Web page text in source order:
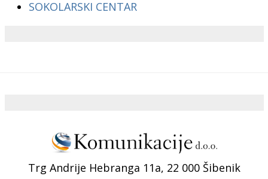
SOKOLARSKI CENTAR
Trg Andrije Hebranga 11a, 22 000 Šibenik